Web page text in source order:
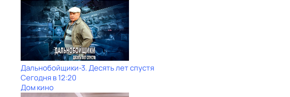
Дальнобойщики-3. Десять лет спустя
Сегодня в 12:20
Дом кино